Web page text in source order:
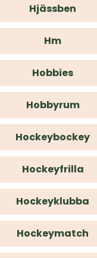
Hjässben
Hm
Hobbies
Hobbyrum
Hockeybockey
Hockeyfrilla
Hockeyklubba
Hockeymatch